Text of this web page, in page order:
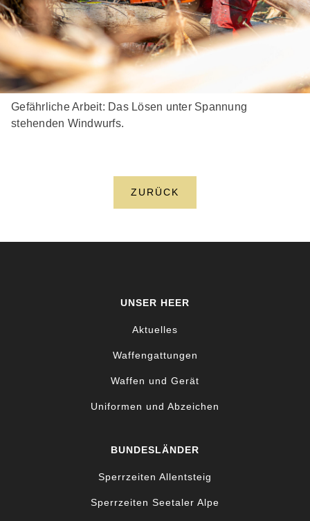
Gefährliche Arbeit: Das Lösen unter Spannung
stehenden Windwurfs.
ZURÜCK
UNSER HEER
Aktuelles
Waffengattungen
Waffen und Gerät
Uniformen und Abzeichen
BUNDESLÄNDER
Sperrzeiten Allentsteig
Sperrzeiten Seetaler Alpe